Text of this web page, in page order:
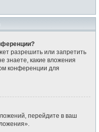
разрешить или запретить
знаете, какие вложения
конференции для
перейдите в ваш